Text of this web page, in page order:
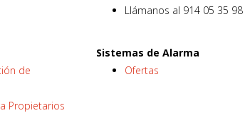
Llámanos al 914 05 35 98
de
Propietarios
Sistemas de Alarma
Ofertas